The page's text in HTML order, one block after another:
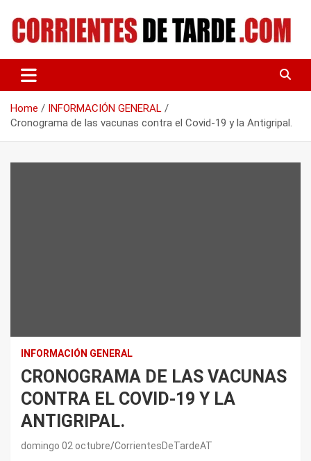
content
CORRIENTES DE TARDE
Home
INFORMACIÓN GENERAL
Cronograma de las vacunas contra el Covid-19 y la Antigripal.
INFORMACIÓN GENERAL
CRONOGRAMA DE LAS VACUNAS
CONTRA EL COVID-19 Y LA
ANTIGRIPAL.
domingo 02 octubre CorrientesDeTardeAT